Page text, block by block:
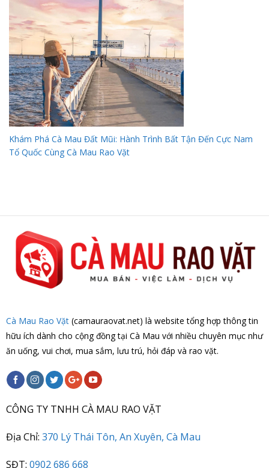
Khám Phá Cà Mau Đất Mũi: Hành Trình Bất Tận Đến Cực Nam
Tổ Quốc Cùng Cà Mau Rao Vặt
Cà Mau Rao Vặt (camauraovat.net) là website tổng hợp thông tin
hữu ích dành cho cộng đồng tại Cà Mau với nhiều chuyên mục như
ăn uống, vui chơi, mua sắm, lưu trú, hỏi đáp và rao vặt.
CÔNG TY TNHH CÀ MAU RAO VẶT
Địa Chỉ: 370 Lý Thái Tôn, An Xuyên, Cà Mau
SĐT: 0902 686 668